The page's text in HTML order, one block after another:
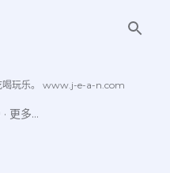
喝玩乐。 www.j-e-a-n.com
更多…